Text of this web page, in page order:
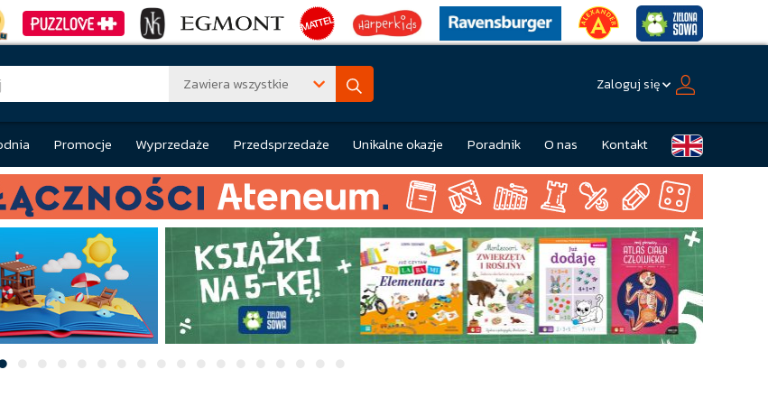
Zawiera wszystkie Zaloguj się
Promocje Wyprzedaże Przedsprzedaże Unikalne okazje Poradnik O nas Kontakt